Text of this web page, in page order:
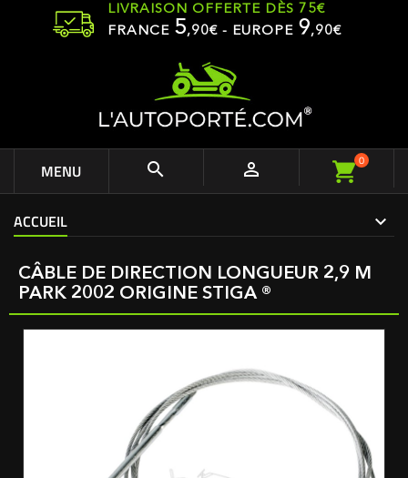
LIVRAISON OFFERTE DÈS 75€
FRANCE 5,90€ - EUROPE 9,90€
MENU   0
ACCUEIL
CÂBLE DE DIRECTION LONGUEUR 2,9 M
PARK 2002 ORIGINE STIGA ®